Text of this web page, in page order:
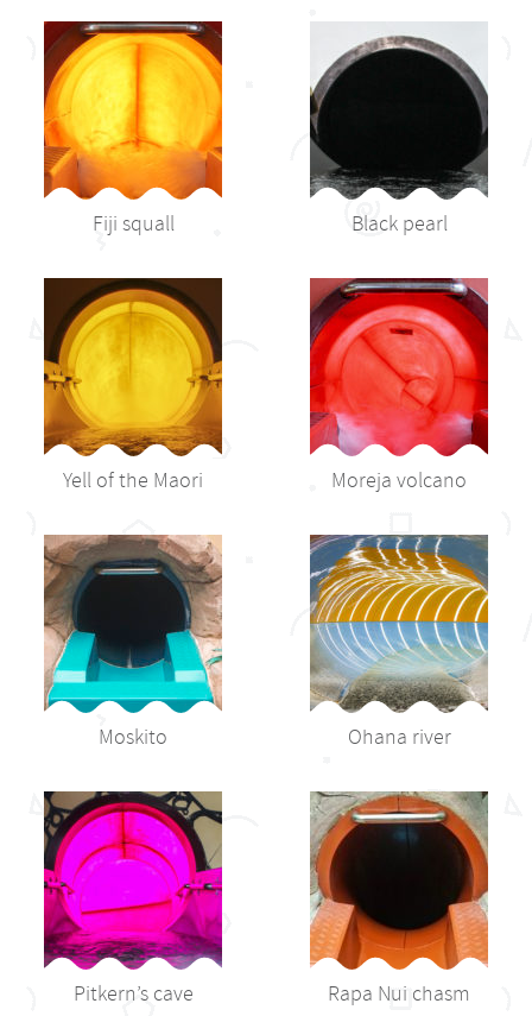
Fiji squall Black pearl
Yell of the Maori Moreja volcano
Moskito Ohana river
Pitkern’s cave Rapa Nui chasm